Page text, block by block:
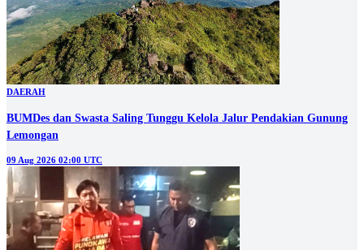
DAERAH
BUMDes dan Swasta Saling Tunggu Kelola Jalur Pendakian Gunung
Lemongan
09 Aug 2026 02:00 UTC